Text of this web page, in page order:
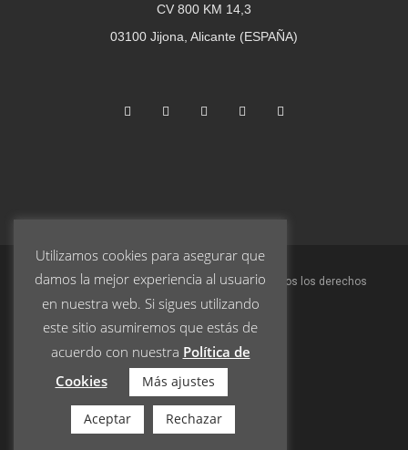
CV 800 KM 14,3
03100 Jijona, Alicante (ESPAÑA)
© 2023 Turrones Pablo Garrigós Ibáñez S.L. | Todos los derechos
Aviso Legal
Política de Privacidad
Términos y condiciones
Política de Cookies
Utilizamos cookies para asegurar que
damos la mejor experiencia al usuario
en nuestra web. Si sigues utilizando
este sitio asumiremos que estás de
acuerdo con nuestra Política de
Cookies
Más ajustes
Aceptar Rechazar